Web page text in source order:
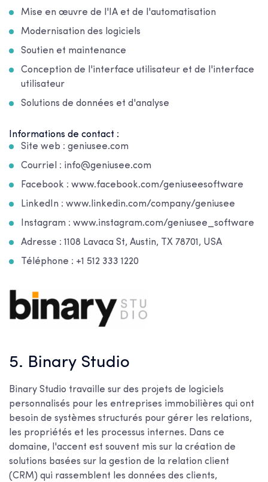
Mise en œuvre de l'IA et de l'automatisation
Modernisation des logiciels
Soutien et maintenance
Conception de l'interface utilisateur et de l'interface
utilisateur
Solutions de données et d'analyse
Informations de contact :
Site web : geniusee.com
Courriel : info@geniusee.com
Facebook : www.facebook.com/geniuseesoftware
LinkedIn : www.linkedin.com/company/geniusee
Instagram : www.instagram.com/geniusee_software
Adresse : 1108 Lavaca St, Austin, TX 78701, USA
Téléphone : +1 512 333 1220
5. Binary Studio
Binary Studio travaille sur des projets de logiciels
personnalisés pour les entreprises immobilières qui ont
besoin de systèmes structurés pour gérer les relations,
les propriétés et les processus internes. Dans ce
domaine, l'accent est souvent mis sur la création de
solutions basées sur la gestion de la relation client
(CRM) qui rassemblent les données des clients,